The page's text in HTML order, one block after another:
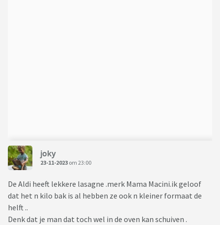
joky
23-11-2023 om 23:00
De Aldi heeft lekkere lasagne .merk Mama Macini.ik geloof
dat het n kilo bak is al hebben ze ook n kleiner formaat de
helft ..
Denk dat je man dat toch wel in de oven kan schuiven .